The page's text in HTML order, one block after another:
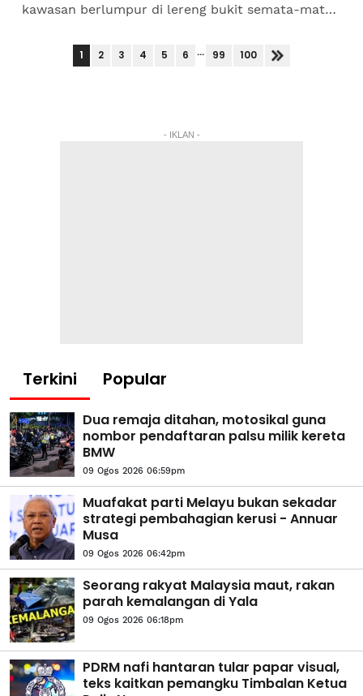
kawasan berlumpur di lereng bukit semata-mata
Perbuatan itu...
1 2 3 4 5 6 ... 99 100
- IKLAN -
Terkini Popular
Dua remaja ditahan, motosikal guna
nombor pendaftaran palsu milik kereta
BMW
09 Ogos 2026 06:59pm
Muafakat parti Melayu bukan sekadar
strategi pembahagian kerusi - Annuar
Musa
09 Ogos 2026 06:42pm
Seorang rakyat Malaysia maut, rakan
parah kemalangan di Yala
09 Ogos 2026 06:18pm
PDRM nafi hantaran tular papar visual,
teks kaitkan pemangku Timbalan Ketua